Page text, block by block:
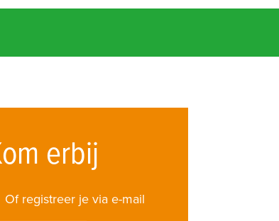
erbij
Of registreer je via e-mail